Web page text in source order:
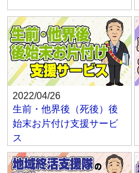
2022/04/26
生前・他界後（死後）後
始末お片付け支援サービ
ス